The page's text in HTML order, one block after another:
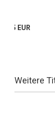
EUR
Weitere